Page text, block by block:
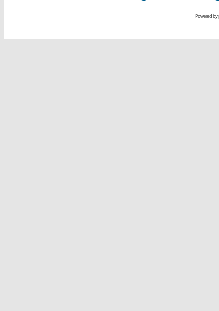
Powered by